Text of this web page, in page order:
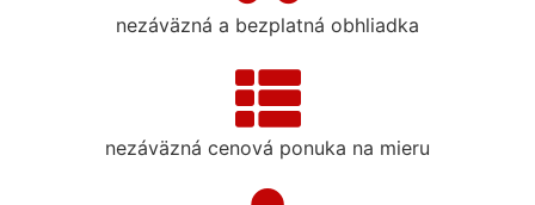
nezáväzná a bezplatná obhliadka
nezáväzná cenová ponuka na mieru